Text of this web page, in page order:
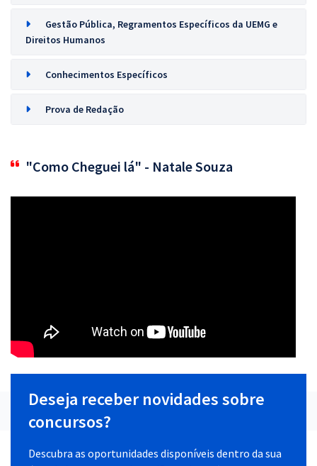
Gestão Pública, Regramentos Específicos da UEMG e
Direitos Humanos
Conhecimentos Específicos
Prova de Redação
"Como Cheguei lá" - Natale Souza
Deseja receber novidades sobre
concursos?
Descubra as oportunidades disponíveis dentro da sua